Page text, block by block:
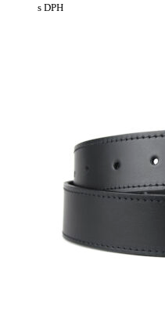
s DPH